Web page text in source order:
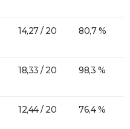
14,27 / 20 80,7 %
18,33 / 20 98,3 %
12,44 / 20 76,4 %